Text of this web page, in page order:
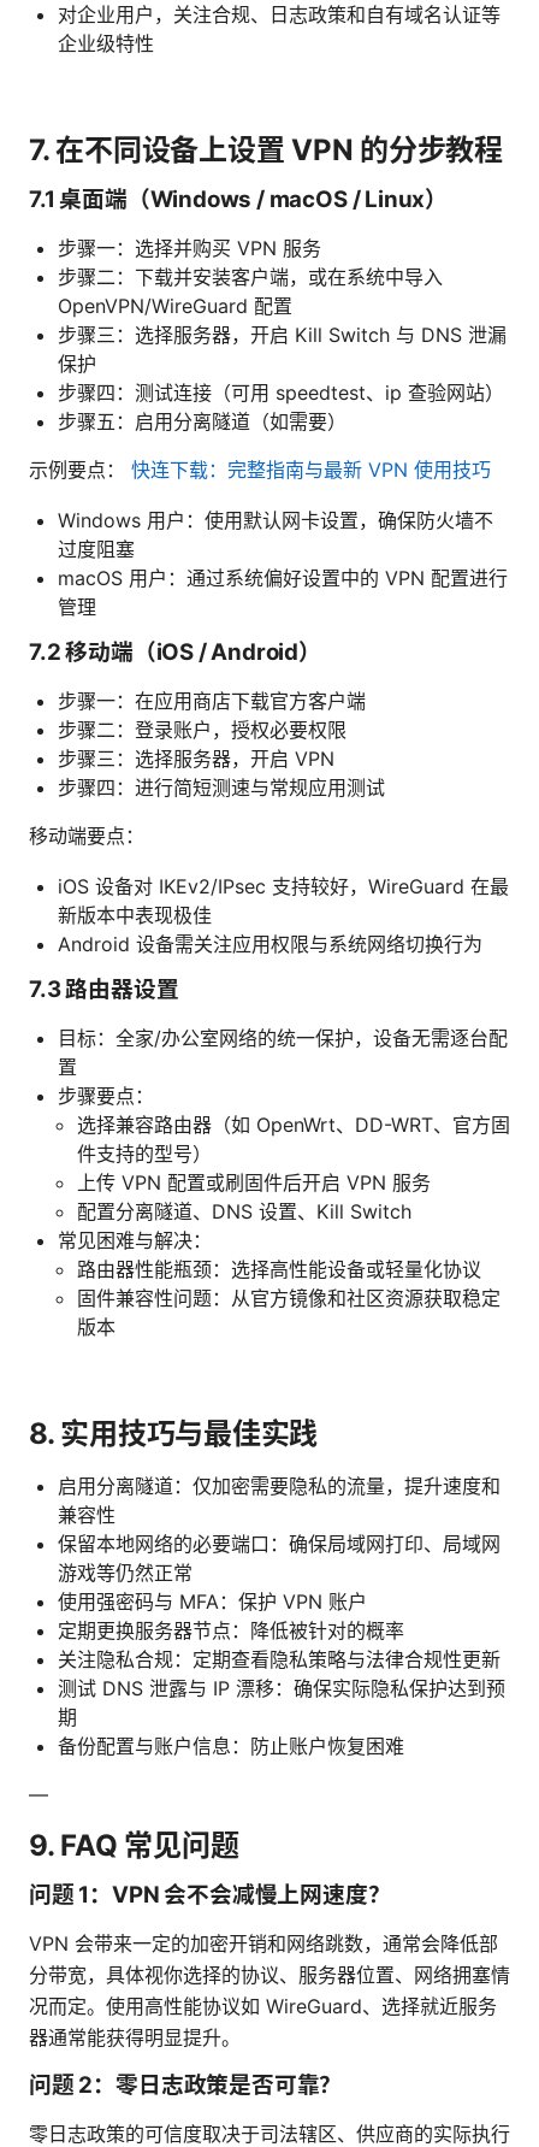
对企业用户，关注合规、日志政策和自有域名认证等
企业级特性
7. 在不同设备上设置 VPN 的分步教程
7.1 桌面端（Windows / macOS / Linux）
步骤一：选择并购买 VPN 服务
步骤二：下载并安装客户端，或在系统中导入
OpenVPN/WireGuard 配置
步骤三：选择服务器，开启 Kill Switch 与 DNS 泄漏
保护
步骤四：测试连接（可用 speedtest、ip 查验网站）
步骤五：启用分离隧道（如需要）
示例要点： 快连下载：完整指南与最新 VPN 使用技巧
Windows 用户：使用默认网卡设置，确保防火墙不
过度阻塞
macOS 用户：通过系统偏好设置中的 VPN 配置进行
管理
7.2 移动端（iOS / Android）
步骤一：在应用商店下载官方客户端
步骤二：登录账户，授权必要权限
步骤三：选择服务器，开启 VPN
步骤四：进行简短测速与常规应用测试
移动端要点：
iOS 设备对 IKEv2/IPsec 支持较好，WireGuard 在最
新版本中表现极佳
Android 设备需关注应用权限与系统网络切换行为
7.3 路由器设置
目标：全家/办公室网络的统一保护，设备无需逐台配
置
步骤要点：
选择兼容路由器（如 OpenWrt、DD-WRT、官方固
件支持的型号）
上传 VPN 配置或刷固件后开启 VPN 服务
配置分离隧道、DNS 设置、Kill Switch
常见困难与解决：
路由器性能瓶颈：选择高性能设备或轻量化协议
固件兼容性问题：从官方镜像和社区资源获取稳定
版本
8. 实用技巧与最佳实践
启用分离隧道：仅加密需要隐私的流量，提升速度和
兼容性
保留本地网络的必要端口：确保局域网打印、局域网
游戏等仍然正常
使用强密码与 MFA：保护 VPN 账户
定期更换服务器节点：降低被针对的概率
关注隐私合规：定期查看隐私策略与法律合规性更新
测试 DNS 泄露与 IP 漂移：确保实际隐私保护达到预
期
备份配置与账户信息：防止账户恢复困难
—
9. FAQ 常见问题
问题 1：VPN 会不会减慢上网速度？
VPN 会带来一定的加密开销和网络跳数，通常会降低部
分带宽，具体视你选择的协议、服务器位置、网络拥塞情
况而定。使用高性能协议如 WireGuard、选择就近服务
器通常能获得明显提升。
问题 2：零日志政策是否可靠？
零日志政策的可信度取决于司法辖区、供应商的实际执行